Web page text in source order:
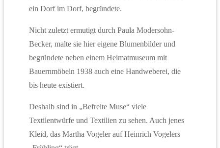
ein Dorf im Dorf, begründete.
Nicht zuletzt ermutigt durch Paula Modersohn-
Becker, malte sie hier eigene Blumenbilder und
begründete neben einem Heimatmuseum mit
Bauernmöbeln 1938 auch eine Handweberei, die
bis heute existiert.
Deshalb sind in „Befreite Muse“ viele
Textilentwürfe und Textilien zu sehen. Auch jenes
Kleid, das Martha Vogeler auf Heinrich Vogelers